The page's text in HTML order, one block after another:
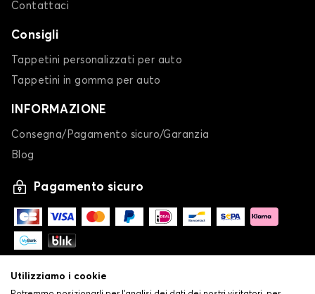
Tappetini per baule per
Tappetini per baule per
Tappetini per baule per
Contattaci
Consigli
Tappetini personalizzati per auto
Tappetini in gomma per auto
INFORMAZIONE
Consegna/Pagamento sicuro/Garanzia
Blog
Pagamento sicuro
Utilizziamo i cookie